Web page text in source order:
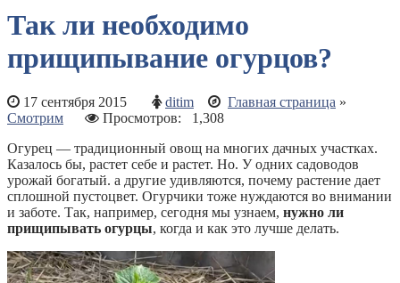
Так ли необходимо
прищипывание огурцов?
17 сентября 2015 ditim Главная страница »
Смотрим
Просмотров: 1,308
Огурец — традиционный овощ на многих дачных участках.
Казалось бы, растет себе и растет. Но. У одних садоводов
урожай богатый. а другие удивляются, почему растение дает
сплошной пустоцвет. Огурчики тоже нуждаются во внимании
и заботе. Так, например, сегодня мы узнаем, нужно ли
прищипывать огурцы, когда и как это лучше делать.